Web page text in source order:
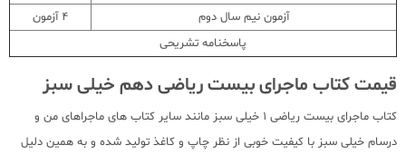
آزمون نیم سال دوم
4 آزمون
پاسخنامه تشریحی
قیمت کتاب ماجرای بیست ریاضی دهم خیلی سبز
کتاب ماجرای بیست ریاضی 1 خیلی سبز مانند سایر کتاب های ماجراهای من و
درسام خیلی سبز با کیفیت خوبی از نظر چاپ و کاغذ تولید شده و به همین دلیل